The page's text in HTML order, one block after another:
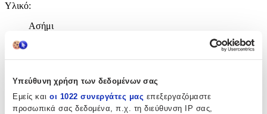
Υπεύθυνη χρήση των δεδομένων σας
Εμείς και οι 1022 συνεργάτες μας επεξεργαζόμαστε
προσωπικά σας δεδομένα, π.χ. τη διεύθυνση IP σας,
Υλικό:
Ασήμι
Δίχρωμη
Επιχρυσωμένη:
Όχι